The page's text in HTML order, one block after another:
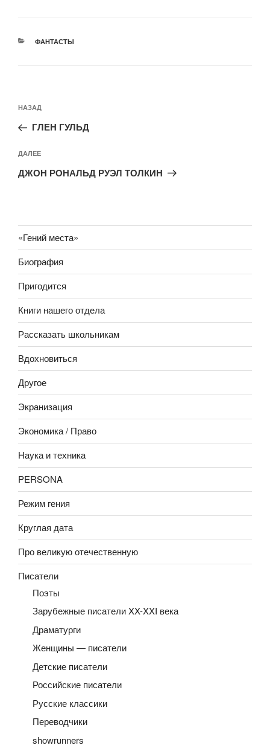
РУБРИКИ
ФАНТАСТЫ
по
записям
Предыдущая
запись:
НАЗАД
ГЛЕН ГУЛЬД
Следующая
запись
ДАЛЕЕ
ДЖОН РОНАЛЬД РУЭЛ ТОЛКИН
«Гений места»
Биография
Пригодится
Книги нашего отдела
Рассказать школьникам
Вдохновиться
Другое
Экранизация
Экономика / Право
Наука и техника
PERSONA
Режим гения
Круглая дата
Про великую отечественную
Писатели
Поэты
Зарубежные писатели XX-XXI века
Драматурги
Женщины — писатели
Детские писатели
Российские писатели
Русские классики
Переводчики
showrunners